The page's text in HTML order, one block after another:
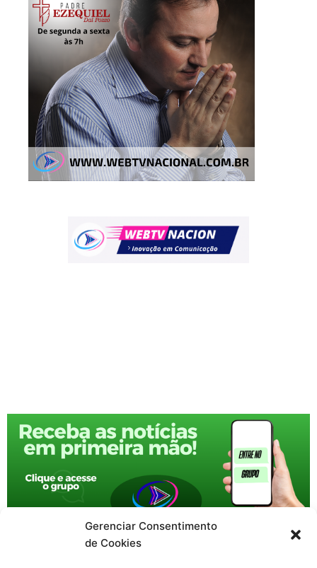
Gerenciar Consentimento
de Cookies